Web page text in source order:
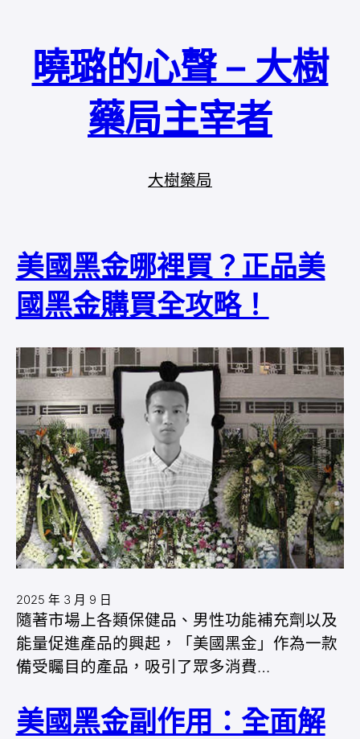
曉璐的心聲 – 大樹
藥局主宰者
大樹藥局
美國黑金哪裡買？正品美
國黑金購買全攻略！
2025 年 3 月 9 日
隨著市場上各類保健品、男性功能補充劑以及
能量促進產品的興起，「美國黑金」作為一款
備受矚目的產品，吸引了眾多消費…
美國黑金副作用：全面解